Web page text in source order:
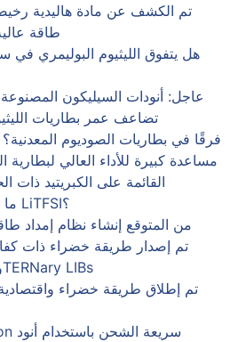
تم الكشف عن مادة هاليدية
طاقة
هل يتفوق الليثيوم البوليمري في
عاجل: أنودات السيليكون
تضاعف عمر بطاريات
كيف يحدث LiTFSI فرقًا في بطاريات الصوديوم المعدنية؟
القائمة على الكبريتيد ذات
ما الجديد في تطبيقات LiTFSI؟
من المتوقع إنشاء نظام إمداد
تم إصدار طريقة خضراء ذات
لإعادة تدوير LCO وTERNary LIBs
تم إطلاق طريقة خضراء واقتصادية